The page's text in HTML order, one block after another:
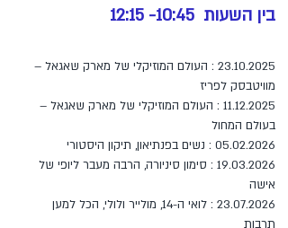
בין השעות 10:45- 12:15
23.10.2025 : העולם המוזיקלי של מארק שאגאל –
מוויטבסק לפריז
11.12.2025 : העולם המוזיקלי של מארק שאגאל –
בעולם המחול
05.02.2026 : נשים בפנתיאון, תיקון היסטורי
19.03.2026 : סימון סיניורה, הרבה מעבר ליופי של
אישה
23.07.2026 : לואי ה-14, מולייר ולולי, הכל למען
תרבות